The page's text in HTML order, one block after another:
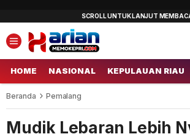
HOME NASIONAL KEPULAUAN RIAU
Beranda Pemalang
Mudik Lebaran Lebih